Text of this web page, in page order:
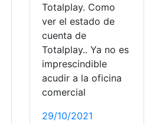
Totalplay. Como
ver el estado de
cuenta de
Totalplay.. Ya no es
imprescindible
acudir a la oficina
comercial
29/10/2021